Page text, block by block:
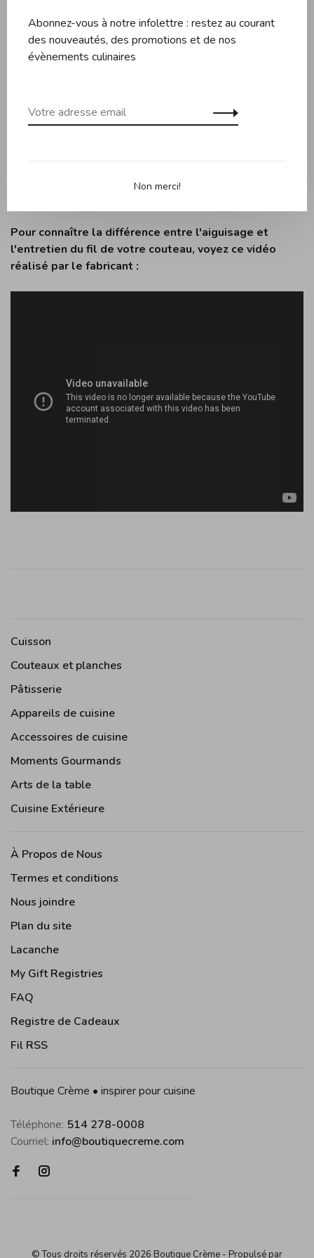
2. Insérer entièrement la lame du couteau dans la fente en
respectant un angle 90° avec l'aiguise-couteaux. Appliquer
sur la lame une pression modérée vers le bas tout en tirant
3. Répéter cette action en tirant toujours la lame de son
(grossier) aiguise le fil émoussé. La seconde étape en
Pour connaître la différence entre l'aiguisage et
l'entretien du fil de votre couteau, voyez ce vidéo
réalisé par le fabricant :
Cuisson
Couteaux et planches
Pâtisserie
Appareils de cuisine
Accessoires de cuisine
Moments Gourmands
Arts de la table
Cuisine Extérieure
À Propos de Nous
Termes et conditions
Nous joindre
Plan du site
Lacanche
My Gift Registries
FAQ
Registre de Cadeaux
Fil RSS
Boutique Crème • inspirer pour cuisine
Téléphone: 514 278-0008
Courriel: info@boutiquecreme.com
© Tous droits réservés 2026 Boutique Crème - Propulsé par
Abonnez-vous à notre infolettre : restez au courant
des nouveautés, des promotions et de nos
évènements culinaires
Non merci!